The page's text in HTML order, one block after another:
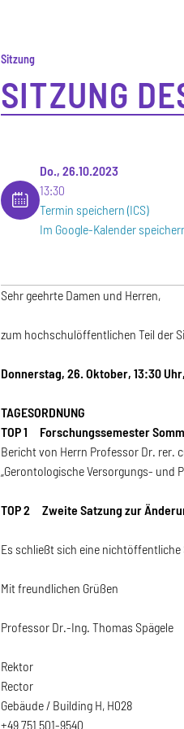
Sitzung
SITZUNG
Do., 26.10.2023
13:30
Termin speichern (ICS)
Im Google-Kalender
Sehr geehrte Damen und Herren,
zum hochschulöffentlichen Teil der
Donnerstag, 26. Oktober, 13:30
TAGESORDNUNG
TOP 1 Forschungssemester
Bericht von Herrn Professor Dr. rer.
„Gerontologische Versorgungs- und
TOP 2 Zweite Satzung zur
Es schließt sich eine nichtöffentliche
Mit freundlichen Grüßen
Professor Dr.-Ing. Thomas Spägele
Rektor
Rector
Gebäude / Building H, H028
+49 751 501-9540